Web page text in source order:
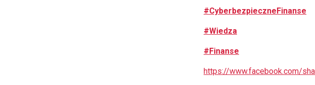
#CyberbezpieczneFinanse
#Wiedza
#Finanse
https://www.facebook.com/